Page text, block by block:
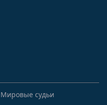
Мировые судьи